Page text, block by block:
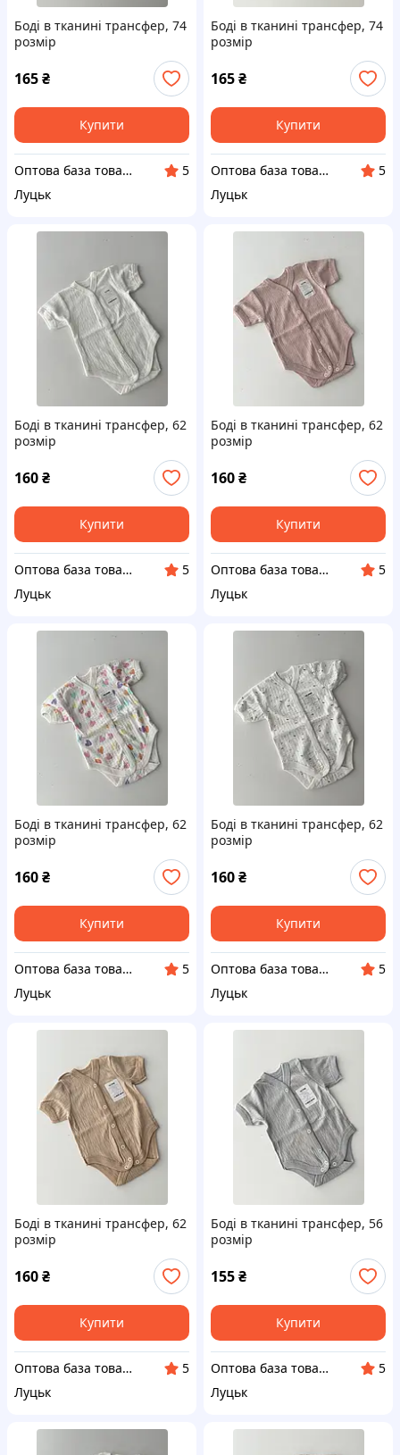
Боді в тканині трансфер, 74
розмір
165₴
Купити
Оптова база товарів від виробника "SuperBaza"
5
Луцьк
Боді в тканині трансфер, 74
розмір
165₴
Купити
Оптова база товарів від виробника "SuperBaza"
5
Луцьк
Боді в тканині трансфер, 62
розмір
160₴
Купити
Оптова база товарів від виробника "SuperBaza"
5
Луцьк
Боді в тканині трансфер, 62
розмір
160₴
Купити
Оптова база товарів від виробника "SuperBaza"
5
Луцьк
Боді в тканині трансфер, 62
розмір
160₴
Купити
Оптова база товарів від виробника "SuperBaza"
5
Луцьк
Боді в тканині трансфер, 62
розмір
160₴
Купити
Оптова база товарів від виробника "SuperBaza"
5
Луцьк
Боді в тканині трансфер, 62
розмір
160₴
Купити
Оптова база товарів від виробника "SuperBaza"
5
Луцьк
Боді в тканині трансфер, 56
розмір
155₴
Купити
Оптова база товарів від виробника "SuperBaza"
5
Луцьк